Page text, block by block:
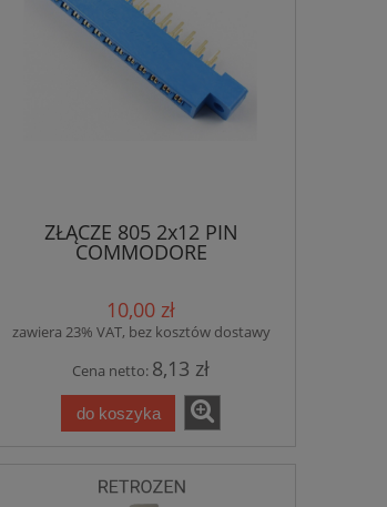
ZŁĄCZE 805 2x12 PIN
COMMODORE
10,00 zł
zawiera 23% VAT, bez kosztów dostawy
Cena netto: 8,13 zł
do koszyka